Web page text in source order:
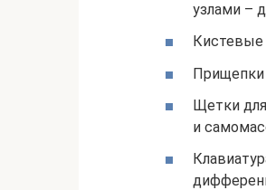
узлами –
Прищепки
Щетки
и